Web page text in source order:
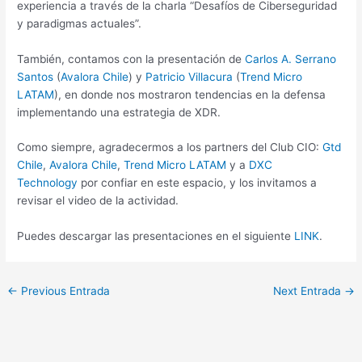
experiencia a través de la charla “Desafíos de Ciberseguridad
y paradigmas actuales”.
También, contamos con la presentación deCarlos A. Serrano
Santos (Avalora Chile) y Patricio Villacura (Trend Micro
LATAM), en donde nos mostraron tendencias en la defensa
implementando una estrategia de XDR.
Como siempre, agradecermos a los partners del Club CIO:Gtd
Chile,Avalora Chile,Trend Micro LATAM y a DXC
Technology por confiar en este espacio, y los invitamos a
revisar el video de la actividad.
Puedes descargar las presentaciones en el siguiente LINK.
← Previous Entrada Next Entrada →